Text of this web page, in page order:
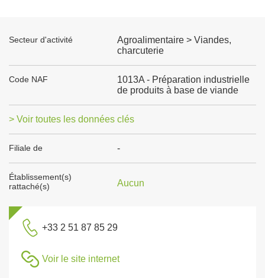
Secteur d'activité
Agroalimentaire > Viandes,
charcuterie
Code NAF
1013A - Préparation industrielle
de produits à base de viande
> Voir toutes les données clés
Filiale de -
Établissement(s)
rattaché(s)
Aucun
+33 2 51 87 85 29
Voir le site internet